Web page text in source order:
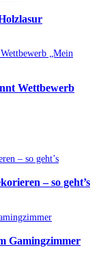
Wettbewerb
– so geht’s
Gamingzimmer